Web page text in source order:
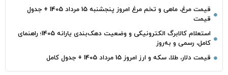
قیمت مرغ، ماهی و تخم مرغ امروز پنجشنبه 15 مرداد 1405 + جدول
قیمت
استعلام کالابرگ الکترونیکی و وضعیت دهک‌بندی یارانه 1405؛ راهنمای
کامل، رسمی و به‌روز
قیمت دلار، طلا، سکه و ارز امروز 15 مرداد 1405 + جدول کامل